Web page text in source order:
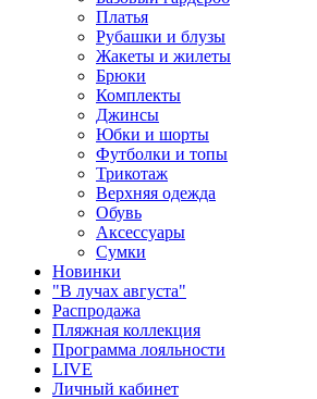
Платья
Рубашки и блузы
Жакеты и жилеты
Брюки
Комплекты
Джинсы
Юбки и шорты
Футболки и топы
Трикотаж
Верхняя одежда
Обувь
Аксессуары
Сумки
Новинки
"В лучах августа"
Распродажа
Пляжная коллекция
Программа лояльности
LIVE
Личный кабинет